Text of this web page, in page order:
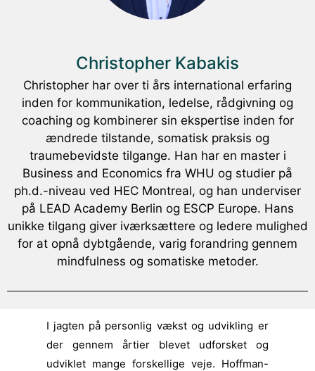
Christopher Kabakis
Christopher har over ti års international erfaring
inden for kommunikation, ledelse, rådgivning og
coaching og kombinerer sin ekspertise inden for
ændrede tilstande, somatisk praksis og
traumebevidste tilgange. Han har en master i
Business and Economics fra WHU og studier på
ph.d.-niveau ved HEC Montreal, og han underviser
på LEAD Academy Berlin og ESCP Europe. Hans
unikke tilgang giver iværksættere og ledere mulighed
for at opnå dybtgående, varig forandring gennem
mindfulness og somatiske metoder.
I jagten på personlig vækst og udvikling er
der gennem årtier blevet udforsket og
udviklet mange forskellige veje. Hoffman-